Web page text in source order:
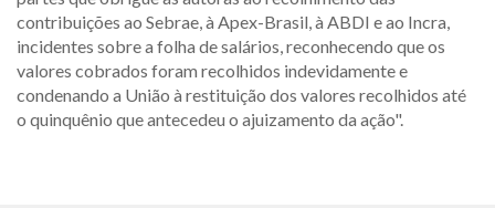
contribuições ao Sebrae, à Apex-Brasil, à ABDI e ao Incra,
incidentes sobre a folha de salários, reconhecendo que os
valores cobrados foram recolhidos indevidamente e
condenando a União à restituição dos valores recolhidos até
o quinquênio que antecedeu o ajuizamento da ação".